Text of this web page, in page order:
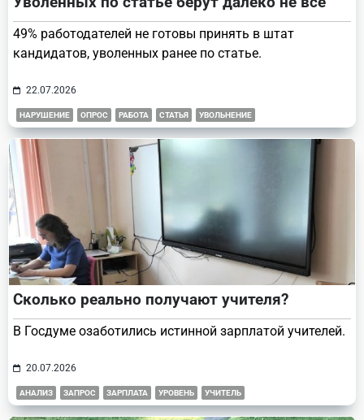
49% работодателей не готовы принять в штат
кандидатов, уволенных ранее по статье.
22.07.2026
НАРУШЕНИЕ ОПРОС РАБОТА СТАТЬЯ УВОЛЬНЕНИЕ
Сколько реально получают учителя?
В Госдуме озаботились истинной зарплатой учителей.
20.07.2026
АНАЛИЗ ЗАПРОС ЗАРПЛАТА УРОВЕНЬ УЧИТЕЛЬ